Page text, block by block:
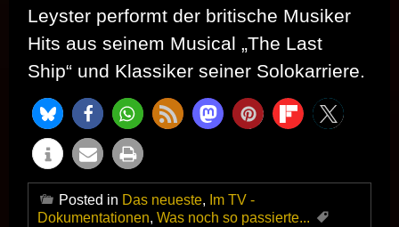
Leyster performt der britische Musiker
Hits aus seinem Musical „The Last
Ship“ und Klassiker seiner Solokarriere.
Posted in Das neueste, Im TV -
Dokumentationen, Was noch so passierte...